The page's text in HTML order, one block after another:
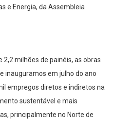
e Energia, da Assembleia
milhões de painéis, as obras
inauguramos em julho do ano
empregos diretos e indiretos na
sustentável e mais
principalmente no Norte de